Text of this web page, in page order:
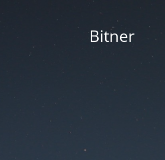
Bitner